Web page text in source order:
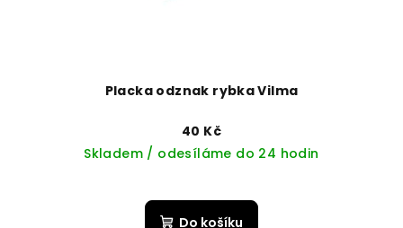
Placka odznak rybka Vilma
40 Kč
Skladem / odesíláme do 24 hodin
Do košíku